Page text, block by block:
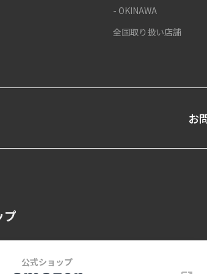
- OKINAWA
全国取り扱い店舗
お
プ
公式ショップ